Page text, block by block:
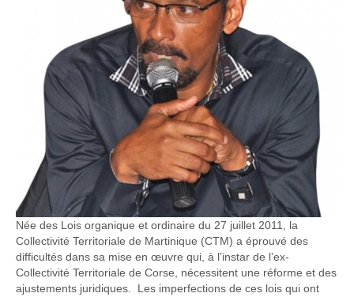
Née des Lois organique et ordinaire du 27 juillet 2011, la
Collectivité Territoriale de Martinique (CTM) a éprouvé des
difficultés dans sa mise en œuvre qui, à l’instar de l’ex-
Collectivité Territoriale de Corse, nécessitent une réforme et des
ajustements juridiques. Les imperfections de ces lois qui ont